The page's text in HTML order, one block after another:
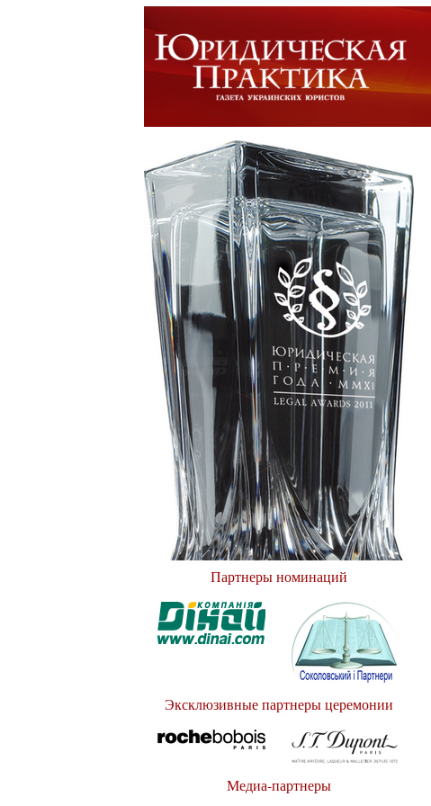
Партнеры номинаций
Эксклюзивные партнеры церемонии
Медиа-партнеры